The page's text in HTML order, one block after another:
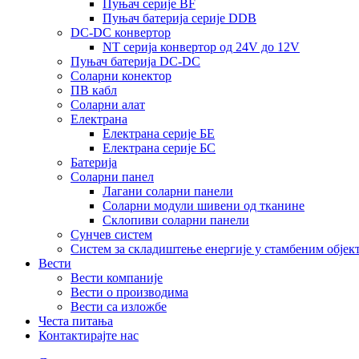
Пуњач серије BF
Пуњач батерија серије DDB
DC-DC конвертор
NT серија конвертор од 24V до 12V
Пуњач батерија DC-DC
Соларни конектор
ПВ кабл
Соларни алат
Електрана
Електрана серије БЕ
Електрана серије БС
Батерија
Соларни панел
Лагани соларни панели
Соларни модули шивени од тканине
Склопиви соларни панели
Сунчев систем
Систем за складиштење енергије у стамбеним
Вести
Вести компаније
Вести о производима
Вести са изложбе
Честа питања
Контактирајте нас